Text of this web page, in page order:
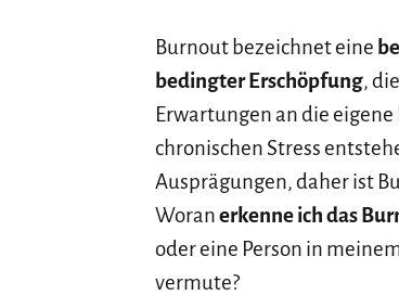
Burnout bezeichnet eine
bedingter Erschöpfung,
Erwartungen an die
chronischen Stress
Ausprägungen, daher ist
Woranerkenne ich das
oder eine Person in
vermute?